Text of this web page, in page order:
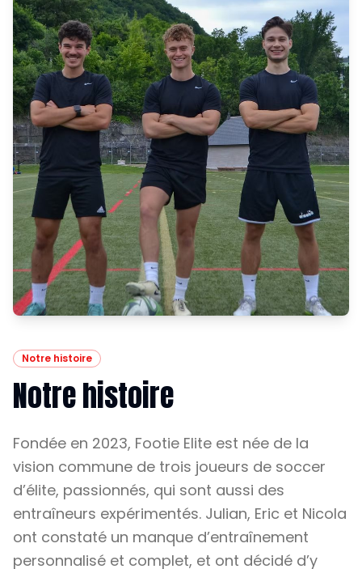
Notre histoire
Notre histoire
Fondée en 2023, Footie Elite est née de la
vision commune de trois joueurs de soccer
d’élite, passionnés, qui sont aussi des
entraîneurs expérimentés. Julian, Eric et Nicola
ont constaté un manque d’entraînement
personnalisé et complet, et ont décidé d’y